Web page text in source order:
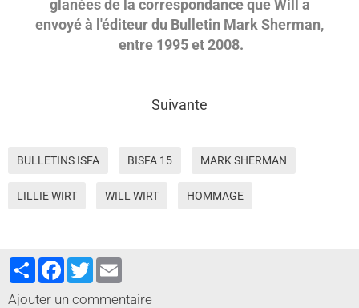
glanées de la correspondance que Will a
envoyé à l'éditeur du Bulletin Mark Sherman,
entre 1995 et 2008.
Suivante
BULLETINS ISFA BISFA 15 MARK SHERMAN
LILLIE WIRT WILL WIRT HOMMAGE
PartagerFacebook
Twitter
Ajouter un commentaire